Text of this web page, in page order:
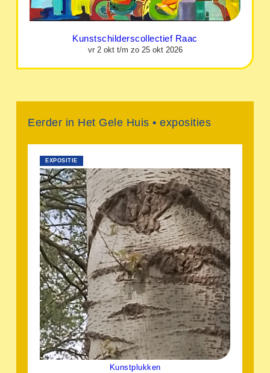
Kunstschilderscollectief Raac
vr 2 okt t/m zo 25 okt 2026
Eerder in Het Gele Huis • exposities
EXPOSITIE
Kunstplukken